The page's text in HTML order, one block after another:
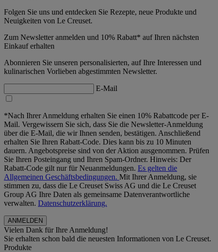
Folgen Sie uns und entdecken Sie Rezepte, neue Produkte und
Neuigkeiten von Le Creuset.
Zum Newsletter anmelden und 10% Rabatt* auf Ihren nächsten
Einkauf erhalten
Abonnieren Sie unseren personalisierten, auf Ihre Interessen und
kulinarischen Vorlieben abgestimmten Newsletter.
E-Mail
*Nach Ihrer Anmeldung erhalten Sie einen 10% Rabattcode per E-
Mail. Vergewissern Sie sich, dass Sie die Newsletter-Anmeldung
über die E-Mail, die wir Ihnen senden, bestätigen. Anschließend
erhalten Sie Ihren Rabatt-Code. Dies kann bis zu 10 Minuten
dauern. Angebotspreise sind von der Aktion ausgenommen. Prüfen
Sie Ihren Posteingang und Ihren Spam-Ordner. Hinweis: Der
Rabatt-Code gilt nur für Neuanmeldungen. Es gelten die
Allgemeinen Geschäftsbedingungen. Mit Ihrer Anmeldung, sie
stimmen zu, dass die Le Creuset Swiss AG und die Le Creuset
Group AG Ihre Daten als gemeinsame Datenverantwortliche
verwalten. Datenschutzerklärung.
Vielen Dank für Ihre Anmeldung!
Sie erhalten schon bald die neuesten Informationen von Le Creuset.
Produkte